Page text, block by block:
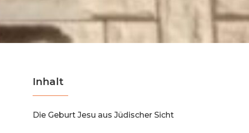
Inhalt
Die Geburt Jesu aus Jüdischer Sicht